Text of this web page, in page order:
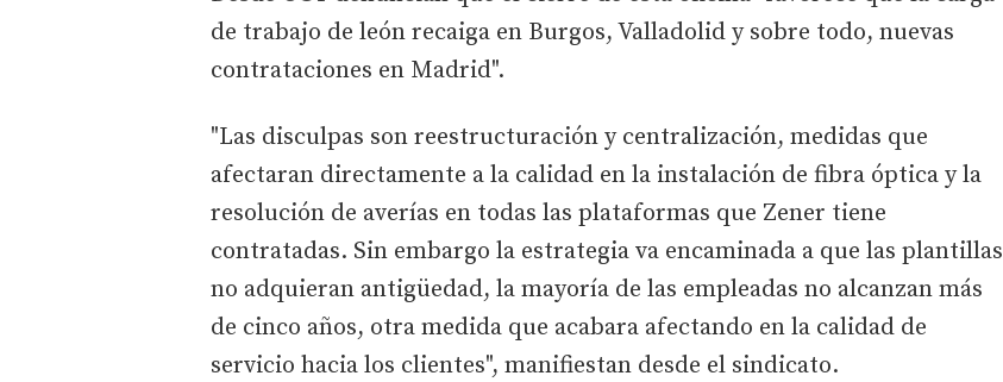
de trabajo de león recaiga en Burgos, Valladolid y sobre todo, nuevas
contrataciones en Madrid".
"Las disculpas son reestructuración y centralización, medidas que
afectaran directamente a la calidad en la instalación de fibra óptica y la
resolución de averías en todas las plataformas que Zener tiene
contratadas. Sin embargo la estrategia va encaminada a que las plantillas
no adquieran antigüedad, la mayoría de las empleadas no alcanzan más
de cinco años, otra medida que acabara afectando en la calidad de
servicio hacia los clientes", manifiestan desde el sindicato.